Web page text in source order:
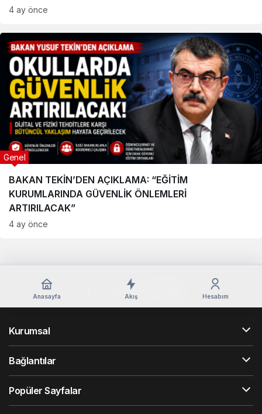
4 ay önce
BAKAN TEKİN’DEN AÇIKLAMA: “EĞİTİM
KURUMLARINDA GÜVENLİK ÖNLEMLERİ
ARTIRILACAK”
Genel
4 ay önce
Anasayfa Akış Hesabım
Kurumsal
Bağlantılar
Popüler Sayfalar